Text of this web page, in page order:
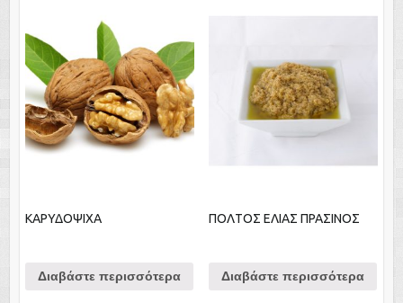
ΚΑΡΥΔΟΨΙΧΑ
Διαβάστε περισσότερα
ΠΟΛΤΟΣ ΕΛΙΑΣ ΠΡΑΣΙΝΟΣ
Διαβάστε περισσότερα